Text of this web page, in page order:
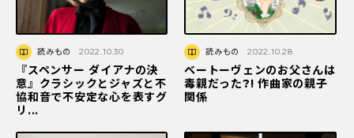
読みもの 2022.10.30
『スペンサー ダイアナの決
意』クラシックとジャズと不
協和音で不安定な心を表すグ
リ...
読みもの 2022.10.28
ベートーヴェンのお父さんは
毒親だった?! 作曲家の親子
関係